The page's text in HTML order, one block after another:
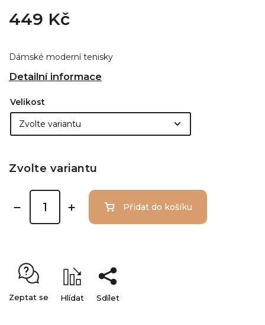
449 Kč
Dámské moderní tenisky
Detailní informace
Velikost
Zvolte variantu
Přidat do košíku
Zeptat se Hlídat Sdílet